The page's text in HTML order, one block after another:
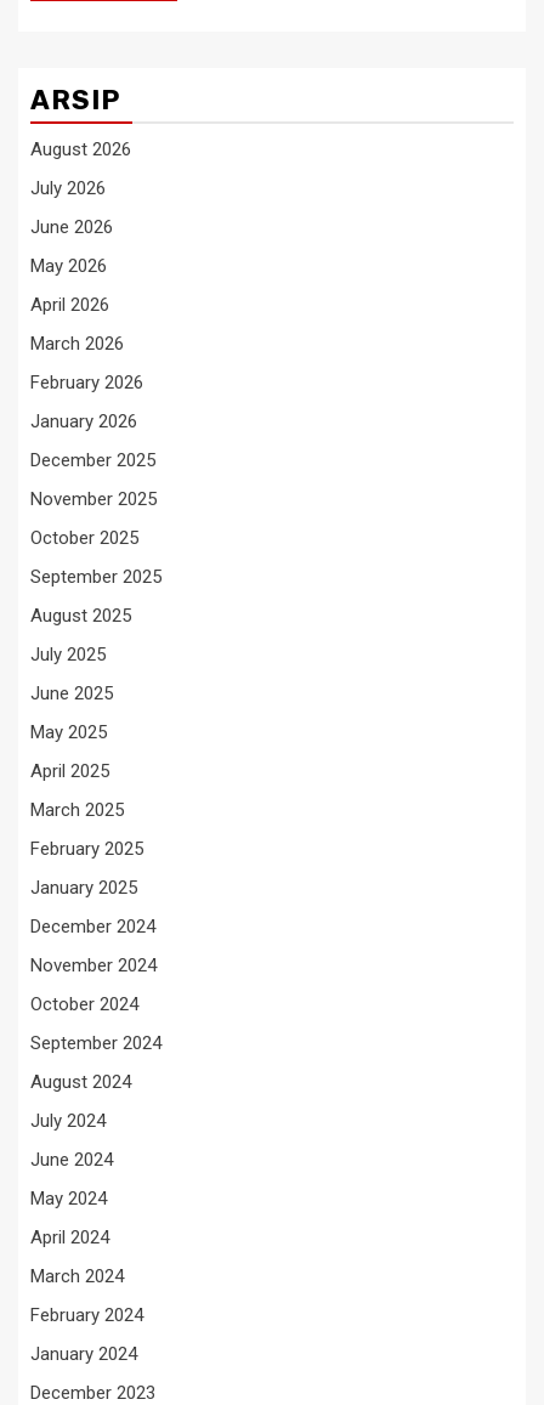
ARSIP
August 2026
July 2026
June 2026
May 2026
April 2026
March 2026
February 2026
January 2026
December 2025
November 2025
October 2025
September 2025
August 2025
July 2025
June 2025
May 2025
April 2025
March 2025
February 2025
January 2025
December 2024
November 2024
October 2024
September 2024
August 2024
July 2024
June 2024
May 2024
April 2024
March 2024
February 2024
January 2024
December 2023